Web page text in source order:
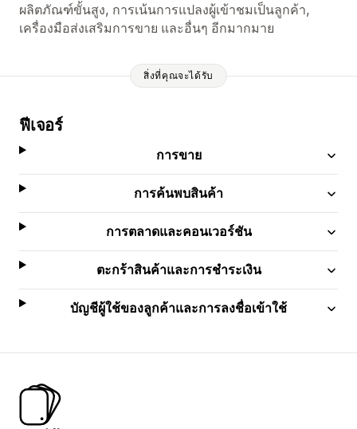
ผลิตภัณฑ์ขั้นสูง, การเน้นการแปลงผู้เข้าชมเป็นลูกค้า,
เครื่องมือส่งเสริมการขาย และอื่นๆ อีกมากมาย
สิ่งที่คุณจะได้รับ
ฟีเจอร์
การขาย
การค้นพบสินค้า
การตลาดและคอนเวอร์ชัน
ตะกร้าสินค้าและการชำระเงิน
บัญชีผู้ใช้ของลูกค้าและการลงชื่อเข้าใช้